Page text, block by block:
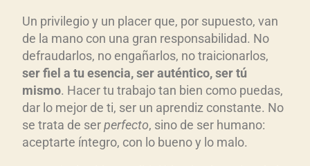
Un privilegio y un placer que, por supuesto, van
de la mano con una gran responsabilidad. No
defraudarlos, no engañarlos, no traicionarlos,
ser fiel a tu esencia, ser auténtico, ser tú
mismo. Hacer tu trabajo tan bien como puedas,
dar lo mejor de ti, ser un aprendiz constante. No
se trata de serperfecto, sino de ser humano:
aceptarte íntegro, con lo bueno y lo malo.